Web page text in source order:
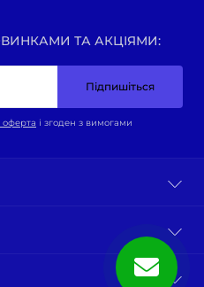
ТА АКЦІЯМИ:
Підпишіться
оферта і згоден з вимогами